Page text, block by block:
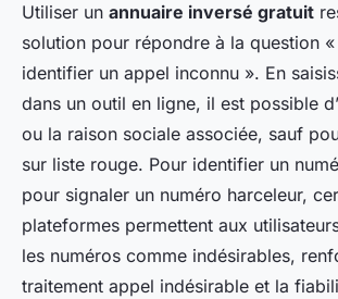
Utiliser un annuaire inversé gratuit
solution pour répondre à la question
identifier un appel inconnu ». En
dans un outil en ligne, il est possible
ou la raison sociale associée, sauf
sur liste rouge. Pour identifier un
pour signaler un numéro harceleur,
plateformes permettent aux
les numéros comme indésirables,
traitement appel indésirable et la